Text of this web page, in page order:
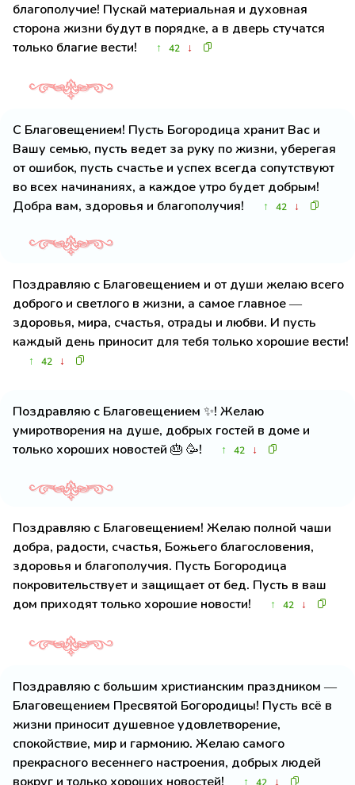
благополучие! Пускай материальная и духовная
сторона жизни будут в порядке, а в дверь стучатся
только благие вести!
↑ 42 ↓
С Благовещением! Пусть Богородица хранит Вас и
Вашу семью, пусть ведет за руку по жизни, уберегая
от ошибок, пусть счастье и успех всегда сопутствуют
во всех начинаниях, а каждое утро будет добрым!
Добра вам, здоровья и благополучия!
↑ 42 ↓
Поздравляю с Благовещением и от души желаю всего
доброго и светлого в жизни, а самое главное —
здоровья, мира, счастья, отрады и любви. И пусть
каждый день приносит для тебя только хорошие вести!
↑ 42 ↓
Поздравляю с Благовещением ✨! Желаю
умиротворения на душе, добрых гостей в доме и
только хороших новостей 🎂 🥳!
↑ 42 ↓
Поздравляю с Благовещением! Желаю полной чаши
добра, радости, счастья, Божьего благословения,
здоровья и благополучия. Пусть Богородица
покровительствует и защищает от бед. Пусть в ваш
дом приходят только хорошие новости!
↑ 42 ↓
Поздравляю с большим христианским праздником —
Благовещением Пресвятой Богородицы! Пусть всё в
жизни приносит душевное удовлетворение,
спокойствие, мир и гармонию. Желаю самого
прекрасного весеннего настроения, добрых людей